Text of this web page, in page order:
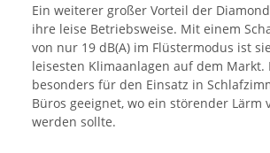
Ein weiterer großer Vorteil der
ihre leise Betriebsweise. Mit einem
von nur 19 dB(A) im Flüstermodus ist
leisesten Klimaanlagen auf dem Markt.
besonders für den Einsatz in
Büros geeignet, wo ein störender Lärm
werden sollte.